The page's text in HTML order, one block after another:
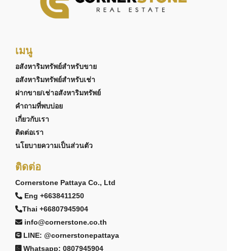
เมนู
อสังหาริมทรัพย์สำหรับขาย
อสังหาริมทรัพย์สำหรับเช่า
ฝากขาย/เช่าอสังหาริมทรัพย์
คำถามที่พบบ่อย
เกี่ยวกับเรา
ติดต่อเรา
นโยบายความเป็นส่วนตัว
ติดต่อ
Cornerstone Pattaya Co., Ltd
Eng +6638411250
Thai +66807945904
info@cornerstone.co.th
LINE: @cornerstonepattaya
Whatsapp: 0807945904